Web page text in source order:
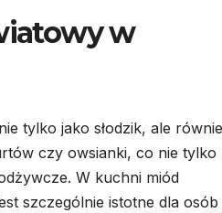
w
tylko jako słodzik, ale
czy owsianki, co nie tylko
W kuchni miód
szczególnie istotne dla osób